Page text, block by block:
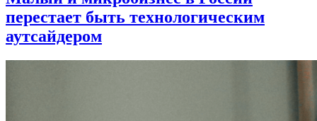
перестает быть технологическим
аутсайдером